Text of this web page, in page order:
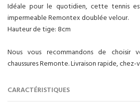
Idéale pour le quotidien, cette tennis
impermeable Remontex doublée velour.
Hauteur de tige: 8cm
Nous vous recommandons de choisir
chaussures Remonte. Livraison rapide, chez-
CARACTÉRISTIQUES